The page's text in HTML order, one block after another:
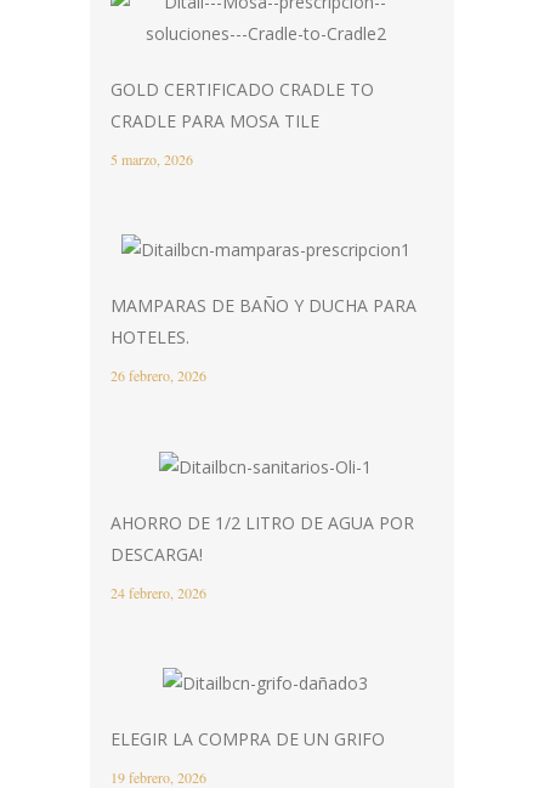
GOLD CERTIFICADO CRADLE TO
CRADLE PARA MOSA TILE
5 marzo, 2026
MAMPARAS DE BAÑO Y DUCHA PARA
HOTELES.
26 febrero, 2026
AHORRO DE 1/2 LITRO DE AGUA POR
DESCARGA!
24 febrero, 2026
ELEGIR LA COMPRA DE UN GRIFO
19 febrero, 2026